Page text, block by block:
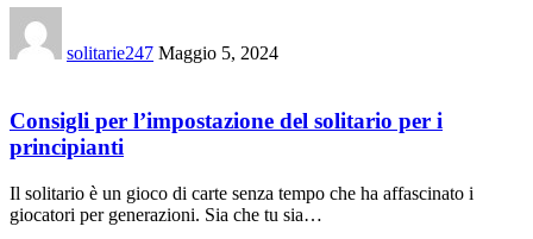
solitarie247 Maggio 5, 2024
Consigli per l’impostazione del solitario per i
principianti
Il solitario è un gioco di carte senza tempo che ha affascinato i
giocatori per generazioni. Sia che tu sia…